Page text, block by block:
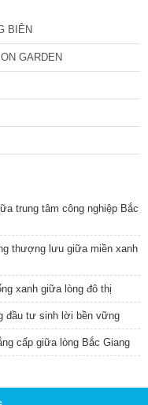
BIÊN
GARDEN
trung tâm công nghiệp Bắc
thượng lưu giữa miền xanh
xanh giữa lòng đô thị
đầu tư sinh lời bền vững
cấp giữa lòng Bắc Giang